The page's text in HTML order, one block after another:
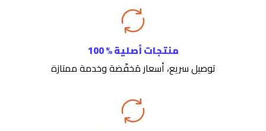
منتجات أصلية % 100
توصيل سريع، أسعار مَخفّضة وخدمة ممتازة